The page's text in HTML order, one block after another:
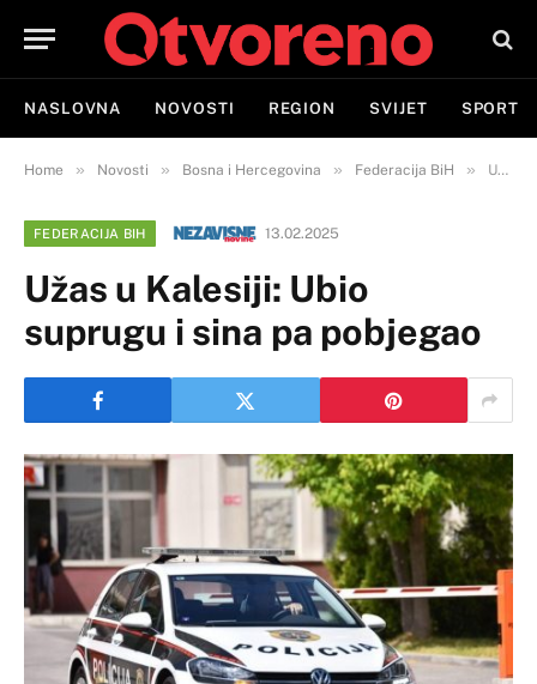
NASLOVNA NOVOSTI REGION SVIJET SPORT
Home » Novosti » Bosna i Hercegovina » Federacija BiH » Užas u Kalesiji: Ubio suprugu i sina pa pobjegao
FEDERACIJA BIH 13.02.2025
Užas u Kalesiji: Ubio
suprugu i sina pa pobjegao